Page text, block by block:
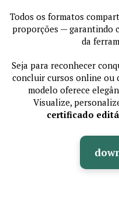
Todos os formatos
proporções — garantindo
da
Seja para reconhecer
concluir cursos online ou
modelo oferece
Visualize,
certificado